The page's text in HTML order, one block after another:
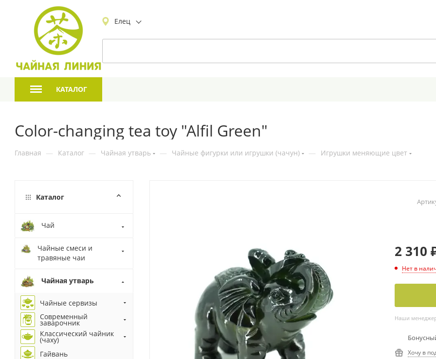
Елец
КАТАЛОГ
Color-changing tea toy "Alfil Green"
Главная — Каталог — Чайная утварь — Чайные фигурки или игрушки (чачун) — Игрушки меняющие цвет
2 310
Нет в
Наши
Хочу в
Каталог
Чай
Чайные смеси и
травяные чаи
Чайная утварь
Чайные сервизы
Современный
заварочник
Классический чайник
(чаху)
Гайвань